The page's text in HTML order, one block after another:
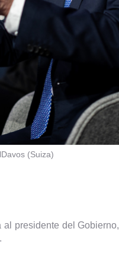
Davos (Suiza)
al presidente del Gobierno,